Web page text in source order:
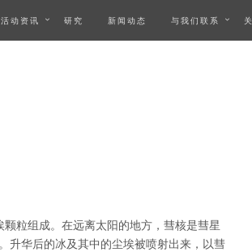
活动资讯 研究 新闻动态 与我们联系
粒组成。在远离太阳的地方，彗核是彗星
升华后的冰及其中的尘埃被喷射出来，以彗